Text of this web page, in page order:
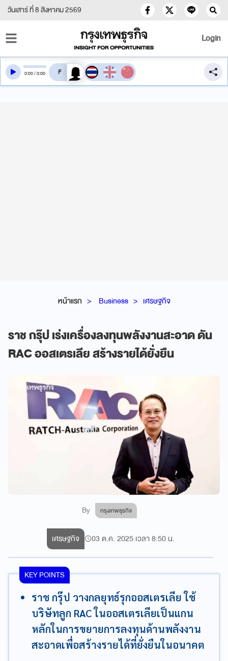
วันเสาร์ ที่ 8 สิงหาคม 2569
Login
หน้าแรก Business เศรษฐกิจ
ราช กรุ๊ป เร่งเครื่องลงทุนพลังงานสะอาด ดัน
RAC ออสเตรเลีย สร้างรายได้ยั่งยืน
By กรุงเทพธุรกิจ
0:00/0:00 สลับเสียงอ่าน
เศรษฐกิจ 03 ต.ค. 2025 เวลา 8:50 น.
KEY POINTS
ราช กรุ๊ป วางกลยุทธ์รุกออสเตรเลีย ใช้
บริษัทลูก RAC ในออสเตรเลียเป็นแกน
หลักในการขยายการลงทุนด้านพลังงาน
สะอาดเพื่อสร้างรายได้ที่ยั่งยืนในอนาคต